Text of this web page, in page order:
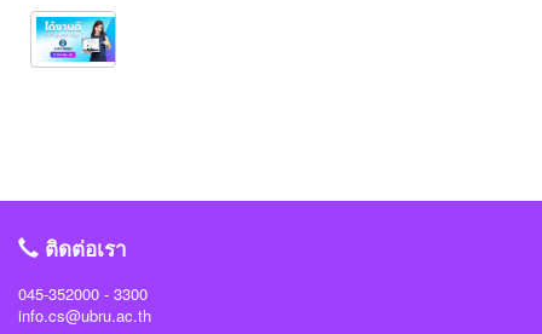
ติดต่อเรา
045-352000 - 3300
info.cs@ubru.ac.th